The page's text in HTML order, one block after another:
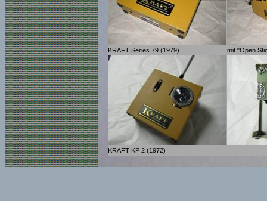
KRAFT Series 79 (1979) mit "Open
KRAFT KP 2 (1972)